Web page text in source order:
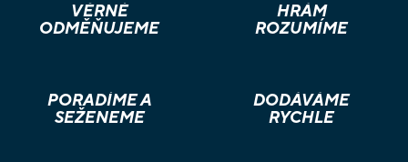
VĚRNÉ
ODMĚŇUJEME
HRÁM
ROZUMÍME
PORADÍME A
SEŽENEME
DODÁVÁME
RYCHLE